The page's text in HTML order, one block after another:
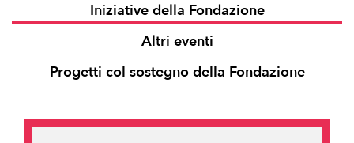
Iniziative della Fondazione
Altri eventi
Progetti col sostegno della Fondazione